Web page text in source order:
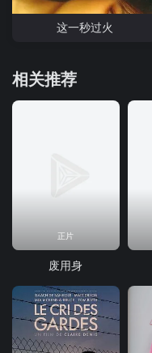
这一秒过火
相关推荐
正片
废用身